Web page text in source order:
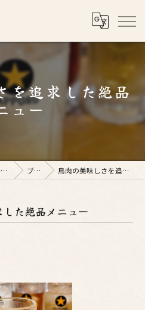
を追求した絶品
ュー
大阪府梅田の鳥料理なら釜焼鳥本舗おやひなや 梅田店 ブログ 鳥肉の美味しさを追求した絶品メニュー
た絶品メニュー